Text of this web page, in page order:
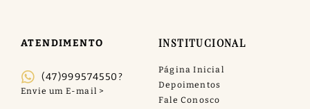
ATENDIMENTO
(47)999574550?
INSTITUCIONAL
Página Inicial
Depoimentos
Fale Conosco